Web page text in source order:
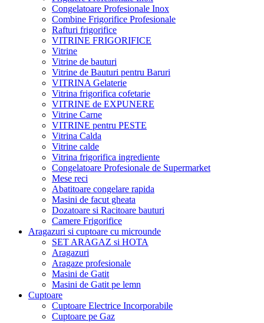
Congelatoare Profesionale Inox
Combine Frigorifice Profesionale
Rafturi frigorifice
VITRINE FRIGORIFICE
Vitrine
Vitrine de bauturi
Vitrine de Bauturi pentru Baruri
VITRINA Gelaterie
Vitrina frigorifica cofetarie
VITRINE de EXPUNERE
Vitrine Carne
VITRINE pentru PESTE
Vitrina Calda
Vitrine calde
Vitrina frigorifica ingrediente
Congelatoare Profesionale de Supermarket
Mese reci
Abatitoare congelare rapida
Masini de facut gheata
Dozatoare si Racitoare bauturi
Camere Frigorifice
Aragazuri si cuptoare cu microunde
SET ARAGAZ si HOTA
Aragazuri
Aragaze profesionale
Masini de Gatit
Masini de Gatit pe lemn
Cuptoare
Cuptoare Electrice Incorporabile
Cuptoare pe Gaz